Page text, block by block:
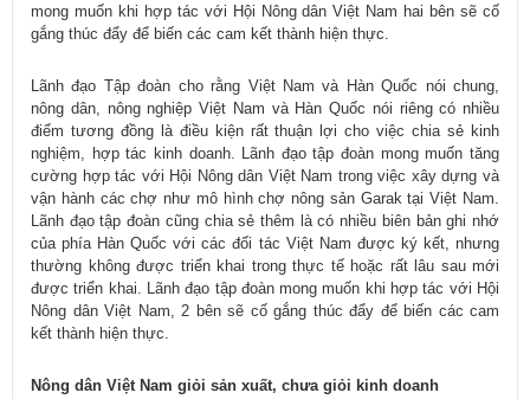
mong muốn khi hợp tác với Hội Nông dân Việt Nam hai bên sẽ cố
gắng thúc đẩy để biến các cam kết thành hiện thực.
Lãnh đạo Tập đoàn cho rằng Việt Nam và Hàn Quốc nói chung,
nông dân, nông nghiệp Việt Nam và Hàn Quốc nói riêng có nhiều
điểm tương đồng là điều kiện rất thuận lợi cho việc chia sẻ kinh
nghiệm, hợp tác kinh doanh. Lãnh đạo tập đoàn mong muốn tăng
cường hợp tác với Hội Nông dân Việt Nam trong việc xây dựng và
vận hành các chợ như mô hình chợ nông sản Garak tại Việt Nam.
Lãnh đạo tập đoàn cũng chia sẻ thêm là có nhiều biên bản ghi nhớ
của phía Hàn Quốc với các đối tác Việt Nam được ký kết, nhưng
thường không được triển khai trong thực tế hoặc rất lâu sau mới
được triển khai. Lãnh đạo tập đoàn mong muốn khi hợp tác với Hội
Nông dân Việt Nam, 2 bên sẽ cố gắng thúc đẩy để biến các cam
kết thành hiện thực.
Nông dân Việt Nam giỏi sản xuất, chưa giỏi kinh doanh